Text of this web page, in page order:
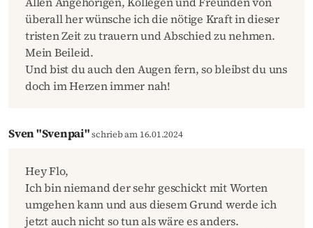
überall her wünsche ich die nötige Kraft in dieser
tristen Zeit zu trauern und Abschied zu nehmen.
Mein Beileid.
Und bist du auch den Augen fern, so bleibst du uns
doch im Herzen immer nah!
Sven "Svenpai"schrieb am 16.01.2024
Hey Flo,
Ich bin niemand der sehr geschickt mit Worten
umgehen kann und aus diesem Grund werde ich
jetzt auch nicht so tun als wäre es anders.